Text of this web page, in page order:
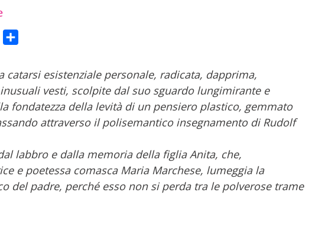
catarsi esistenziale personale, radicata, dapprima,
vesti, scolpite dal suo sguardo lungimirante e
fondatezza della levità di un pensiero plastico, gemmato
attraverso il polisemantico insegnamento di Rudolf
labbro e dalla memoria della figlia Anita, che,
e poetessa comasca Maria Marchese, lumeggia la
del padre, perché esso non si perda tra le polverose trame